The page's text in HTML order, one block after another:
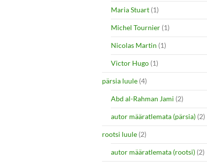
Maria Stuart (1)
Michel Tournier (1)
Nicolas Martin (1)
Victor Hugo (1)
pärsia luule (4)
Abd al-Rahman Jami (2)
autor määratlemata (pärsia) (2)
rootsi luule (2)
autor määratlemata (rootsi) (2)